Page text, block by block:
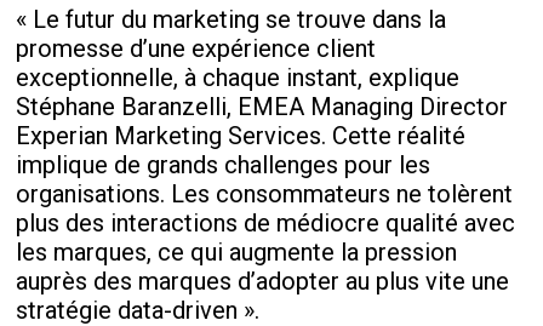
« Le futur du marketing se trouve dans la
promesse d’une expérience client
exceptionnelle, à chaque instant, explique
Stéphane Baranzelli, EMEA Managing Director
Experian Marketing Services. Cette réalité
implique de grands challenges pour les
organisations. Les consommateurs ne tolèrent
plus des interactions de médiocre qualité avec
les marques, ce qui augmente la pression
auprès des marques d’adopter au plus vite une
stratégie data-driven ».